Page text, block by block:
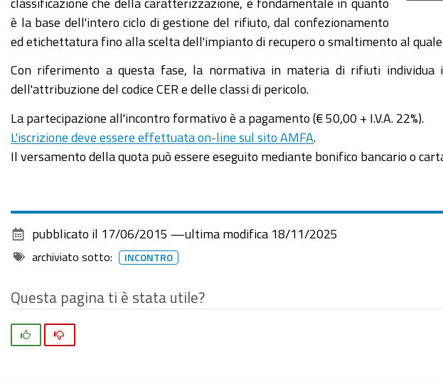
norme
Incontro
"Classificazione
e
caratterizzazione
dei
rifiuti:
vecchie
norme"
2026-
07T18:00:00+02:00
08-
è la base dell'intero ciclo di gestione del rifiuto, dal confezionamento
ed etichettatura fino alla scelta dell'impianto di recupero o smaltimento al
Con riferimento a questa fase, la normativa in materia di rifiuti individua
dell'attribuzione del codice CER e delle classi di pericolo.
La partecipazione all'incontro formativo è a pagamento (€ 50,00 + I.V.A. 22%).
L'iscrizione deve essere effettuata on-line sul sito AMFA
Il versamento della quota può essere eseguito mediante bonifico bancario o
pubblicato il 17/06/2015 —ultima modifica 18/11/2025
archiviato sotto: INCONTRO
Questa pagina ti è stata utile?